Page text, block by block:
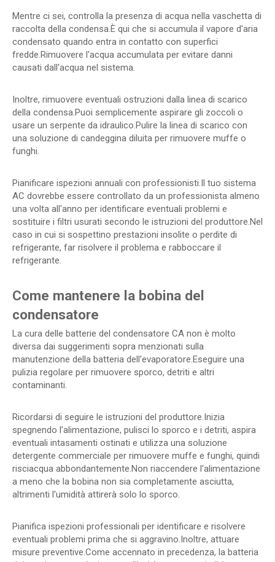
Mentre ci sei, controlla la presenza di acqua nella vaschetta di
raccolta della condensa.È qui che si accumula il vapore d'aria
condensato quando entra in contatto con superfici
fredde.Rimuovere l'acqua accumulata per evitare danni
causati dall'acqua nel sistema.
Inoltre, rimuovere eventuali ostruzioni dalla linea di scarico
della condensa.Puoi semplicemente aspirare gli zoccoli o
usare un serpente da idraulico.Pulire la linea di scarico con
una soluzione di candeggina diluita per rimuovere muffe o
funghi.
Pianificare ispezioni annuali con professionisti.Il tuo sistema
AC dovrebbe essere controllato da un professionista almeno
una volta all'anno per identificare eventuali problemi e
sostituire i filtri usurati secondo le istruzioni del produttore.Nel
caso in cui si sospettino prestazioni insolite o perdite di
refrigerante, far risolvere il problema e rabboccare il
refrigerante.
Come mantenere la bobina del
condensatore
La cura delle batterie del condensatore CA non è molto
diversa dai suggerimenti sopra menzionati sulla
manutenzione della batteria dell'evaporatore.Eseguire una
pulizia regolare per rimuovere sporco, detriti e altri
contaminanti.
Ricordarsi di seguire le istruzioni del produttore.Inizia
spegnendo l'alimentazione, pulisci lo sporco e i detriti, aspira
eventuali intasamenti ostinati e utilizza una soluzione
detergente commerciale per rimuovere muffe e funghi, quindi
risciacqua abbondantemente.Non riaccendere l'alimentazione
a meno che la bobina non sia completamente asciutta,
altrimenti l'umidità attirerà solo lo sporco.
Pianifica ispezioni professionali per identificare e risolvere
eventuali problemi prima che si aggravino.Inoltre, attuare
misure preventive.Come accennato in precedenza, la batteria